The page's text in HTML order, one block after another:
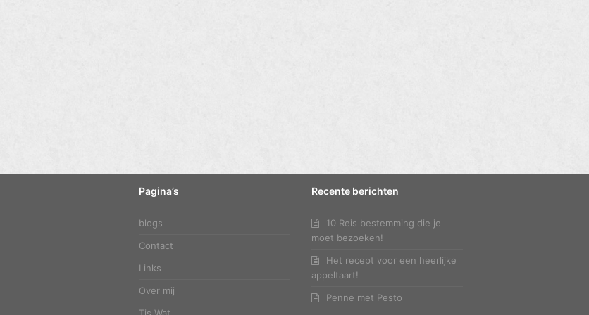
Pagina’s
blogs
Contact
Links
Over mij
Recente berichten
10 Reis bestemming die je
moet bezoeken!
Het recept voor een heerlijke
appeltaart!
Penne met Pesto